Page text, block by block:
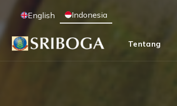
English Indonesia
Tentang